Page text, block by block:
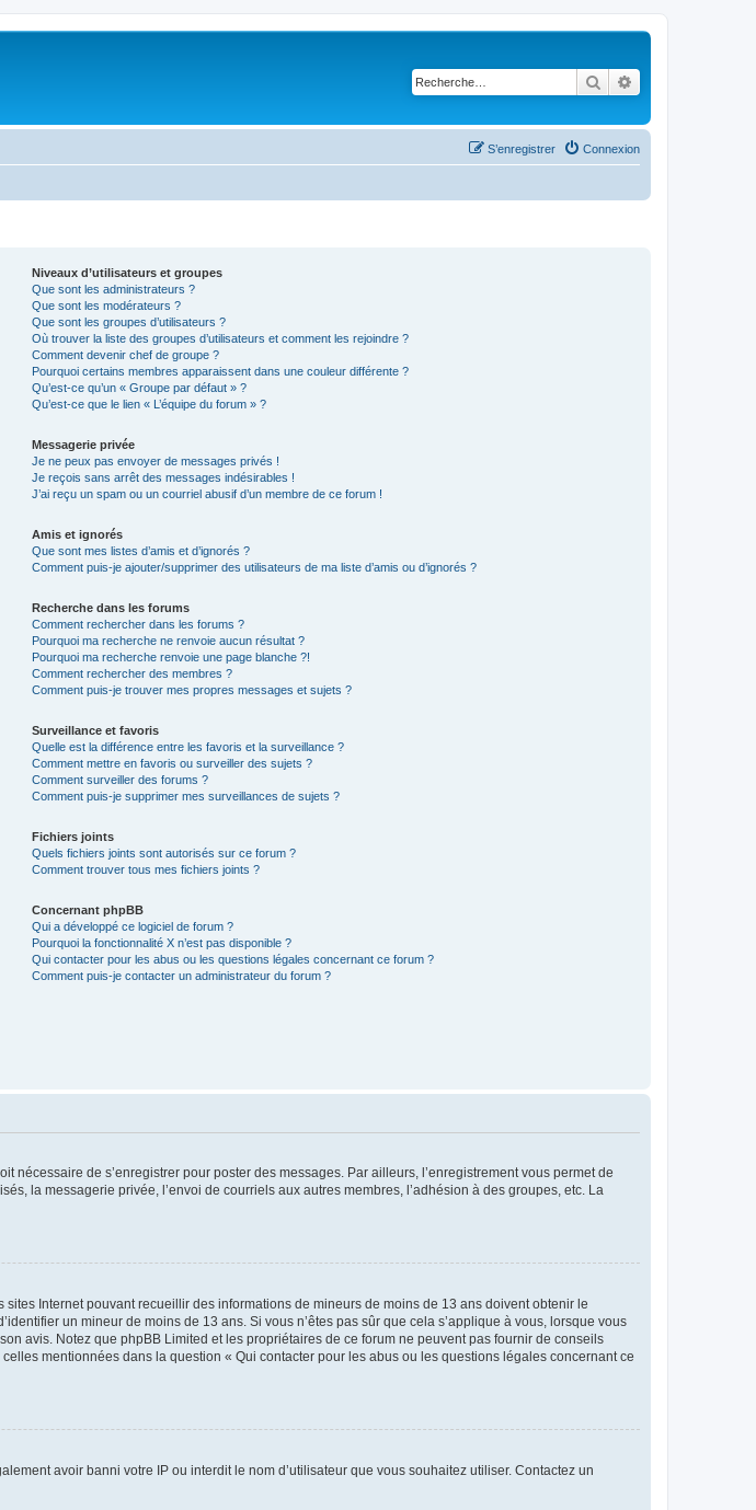
Rechercher
Connexion
S’enregistrer
Niveaux d’utilisateurs et groupes
Que sont les administrateurs ?
Que sont les modérateurs ?
Que sont les groupes d’utilisateurs ?
Où trouver la liste des groupes d’utilisateurs et comment les rejoindre ?
Comment devenir chef de groupe ?
Pourquoi certains membres apparaissent dans une couleur différente ?
Qu’est-ce qu’un « Groupe par défaut » ?
Qu’est-ce que le lien « L’équipe du forum » ?
Messagerie privée
Je ne peux pas envoyer de messages privés !
Je reçois sans arrêt des messages indésirables !
J’ai reçu un spam ou un courriel abusif d’un membre de ce forum !
Amis et ignorés
Que sont mes listes d’amis et d’ignorés ?
Comment puis-je ajouter/supprimer des utilisateurs de ma liste d’amis ou d’ignorés ?
Recherche dans les forums
Comment rechercher dans les forums ?
Pourquoi ma recherche ne renvoie aucun résultat ?
Pourquoi ma recherche renvoie une page blanche ?!
Comment rechercher des membres ?
Comment puis-je trouver mes propres messages et sujets ?
Surveillance et favoris
Quelle est la différence entre les favoris et la surveillance ?
Comment mettre en favoris ou surveiller des sujets ?
Comment surveiller des forums ?
Comment puis-je supprimer mes surveillances de sujets ?
Fichiers joints
Quels fichiers joints sont autorisés sur ce forum ?
Comment trouver tous mes fichiers joints ?
Concernant phpBB
Qui a développé ce logiciel de forum ?
Pourquoi la fonctionnalité X n’est pas disponible ?
Qui contacter pour les abus ou les questions légales concernant ce forum ?
Comment puis-je contacter un administrateur du forum ?
nécessaire de s’enregistrer pour poster des messages. Par ailleurs, l’enregistrement vous permet de
la messagerie privée, l’envoi de courriels aux autres membres, l’adhésion à des groupes, etc. La
Internet pouvant recueillir des informations de mineurs de moins de 13 ans doivent obtenir le
un mineur de moins de 13 ans. Si vous n’êtes pas sûr que cela s’applique à vous, lorsque vous
avis. Notez que phpBB Limited et les propriétaires de ce forum ne peuvent pas fournir de conseils
mentionnées dans la question « Qui contacter pour les abus ou les questions légales concernant ce
avoir banni votre IP ou interdit le nom d’utilisateur que vous souhaitez utiliser. Contactez un